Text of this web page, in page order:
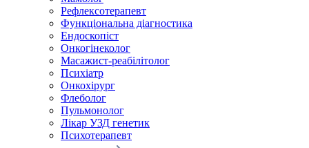
Рефлексотерапевт
Функціональна діагностика
Ендоскопіст
Онкогінеколог
Масажист-реабілітолог
Психіатр
Онкохірург
Флеболог
Пульмонолог
Лікар УЗД генетик
Психотерапевт